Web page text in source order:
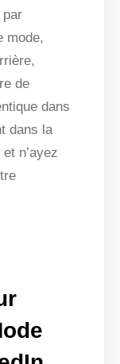
par
mode,
de
dans
dans la
n’ayez